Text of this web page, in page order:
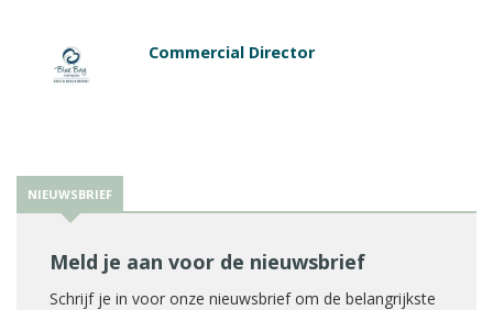
Commercial Director
NIEUWSBRIEF
Meld je aan voor de nieuwsbrief
Schrijf je in voor onze nieuwsbrief om de belangrijkste